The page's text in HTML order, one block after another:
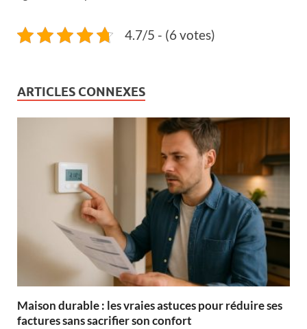
4.7/5 - (6 votes)
ARTICLES CONNEXES
Maison durable : les vraies astuces pour réduire ses
factures sans sacrifier son confort